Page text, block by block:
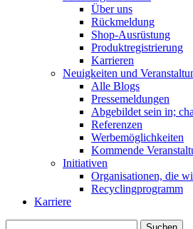
Über uns
Rückmeldung
Shop-Ausrüstung
Produktregistrierung
Karrieren
Neuigkeiten und
Alle Blogs
Pressemeldungen
Abgebildet sein in;
Referenzen
Werbemöglichkeiten
Kommende
Initiativen
Organisationen, die
Recyclingprogramm
Karriere